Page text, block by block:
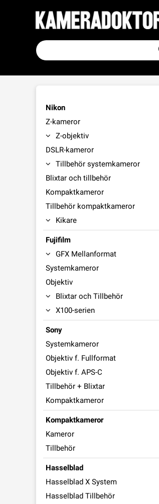
Nikon
Z-kameror
Z-objektiv
DSLR-kameror
Tillbehör systemkameror
Blixtar och tillbehör
Kompaktkameror
Tillbehör kompaktkameror
Kikare
Fujifilm
GFX Mellanformat
Systemkameror
Objektiv
Blixtar och Tillbehör
X100-serien
Sony
Systemkameror
Objektiv f. Fullformat
Objektiv f. APS-C
Tillbehör + Blixtar
Kompaktkameror
Kompaktkameror
Kameror
Tillbehör
Hasselblad
Hasselblad X System
Hasselblad Tillbehör